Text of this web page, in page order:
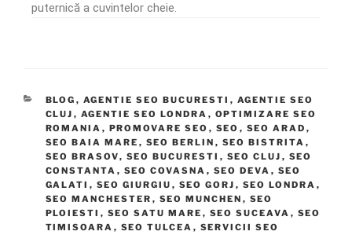
puternică a cuvintelor cheie.
BLOG , AGENTIE SEO BUCURESTI , AGENTIE SEO
CLUJ , AGENTIE SEO LONDRA , OPTIMIZARE SEO
ROMANIA , PROMOVARE SEO , SEO , SEO ARAD ,
SEO BAIA MARE , SEO BERLIN , SEO BISTRITA ,
SEO BRASOV, SEO BUCURESTI , SEO CLUJ , SEO
CONSTANTA , SEO COVASNA , SEO DEVA , SEO
GALATI , SEO GIURGIU , SEO GORJ , SEO LONDRA ,
SEO MANCHESTER , SEO MUNCHEN , SEO
PLOIESTI , SEO SATU MARE , SEO SUCEAVA , SEO
TIMISOARA , SEO TULCEA , SERVICII SEO